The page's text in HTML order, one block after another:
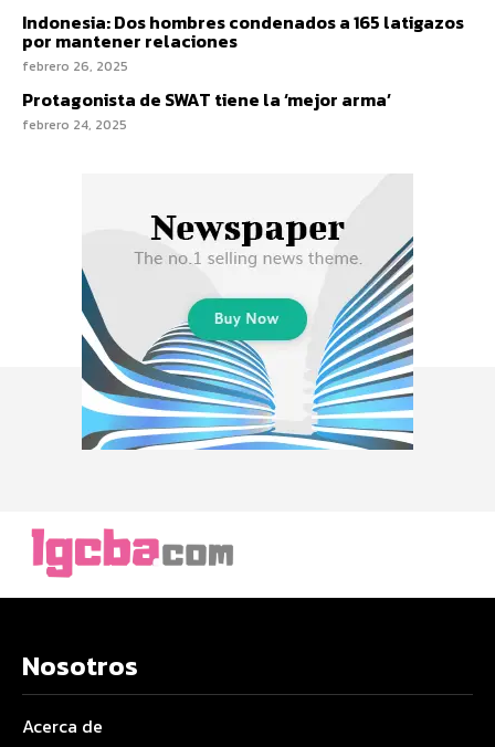
Indonesia: Dos hombres condenados a 165 latigazos
por mantener relaciones
febrero 26, 2025
Protagonista de SWAT tiene la ‘mejor arma’
febrero 24, 2025
Nosotros
Acerca de